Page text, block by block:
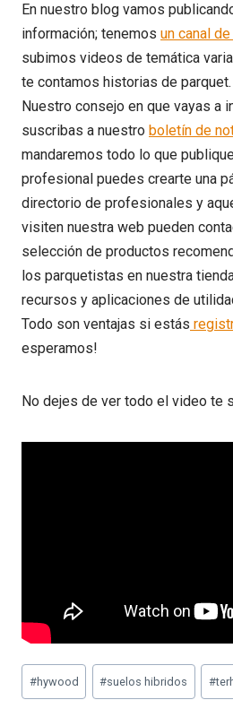
En nuestro blog vamos
información; tenemos un canal
subimos videos de temática
te contamos historias de parquet.
Nuestro consejo en que vayas a
suscribas a nuestro boletín de
mandaremos todo lo que
profesional puedes crearte una
directorio de profesionales y
visiten nuestra web pueden
selección de productos
los parquetistas en nuestra
recursos y aplicaciones de
Todo son ventajas si estás
esperamos!
No dejes de ver todo el video te
Etiquetas
de
#hywood #suelos hibridos #